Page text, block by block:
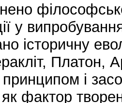
у
історичну
Платон,
принципом і
фактор